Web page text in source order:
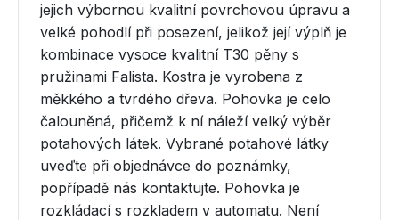
jejich výbornou kvalitní povrchovou úpravu a
velké pohodlí při posezení, jelikož její výplň je
kombinace vysoce kvalitní T30 pěny s
pružinami Falista. Kostra je vyrobena z
měkkého a tvrdého dřeva. Pohovka je celo
čalouněná, přičemž k ní náleží velký výběr
potahových látek. Vybrané potahové látky
uveďte při objednávce do poznámky,
popřípadě nás kontaktujte. Pohovka je
rozkládací s rozkladem v automatu. Není